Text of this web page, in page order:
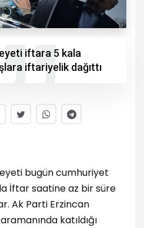
iftara 5 kala
iftariyelik dağıttı
bugün cumhuriyet
İftar saatine az bir süre
Ak Parti Erzincan
katıldığı